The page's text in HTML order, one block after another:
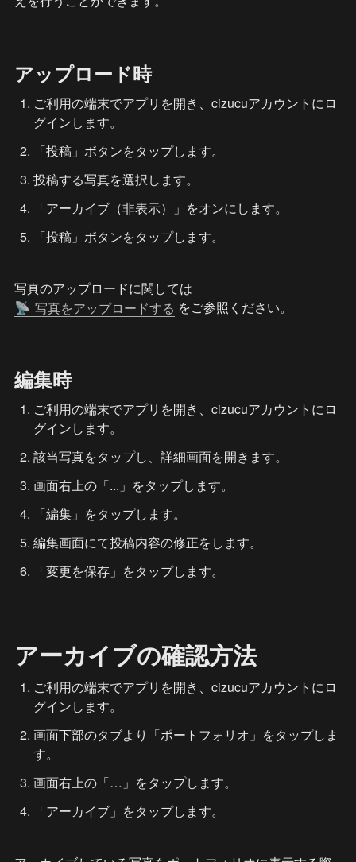
アップロード時
ご利用の端末でアプリを開き、cizucuアカウントにロ
グインします。
「投稿」ボタンをタップします。
投稿する写真を選択します。
「アーカイブ（非表示）」をオンにします。
「投稿」ボタンをタップします。
写真のアップロードに関しては
📡 写真をアップロードする をご参照ください。
編集時
ご利用の端末でアプリを開き、cizucuアカウントにロ
グインします。
該当写真をタップし、詳細画面を開きます。
画面右上の「...」をタップします。
「編集」をタップします。
編集画面にて投稿内容の修正をします。
「変更を保存」をタップします。
アーカイブの確認方法
ご利用の端末でアプリを開き、cizucuアカウントにロ
グインします。
画面下部のタブより「ポートフォリオ」をタップしま
す。
画面右上の「…」をタップします。
「アーカイブ」をタップします。